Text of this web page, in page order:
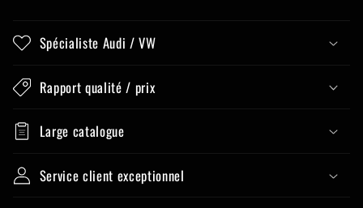
Spécialiste Audi / VW
Rapport qualité / prix
Large catalogue
Service client exceptionnel